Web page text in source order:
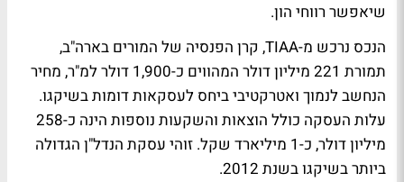
שיאפשר רווחי הון.
הנכס נרכש מ-TIAA, קרן הפנסיה של המורים בארה"ב,
תמורת 221 מיליון דולר המהווים כ-1,900 דולר למ"ר, מחיר
הנחשב לנמוך ואטרקטיבי ביחס לעסקאות דומות בשיקגו.
עלות העסקה כולל הוצאות והשקעות נוספות הינה כ-258
מיליון דולר, כ-1 מיליארד שקל. זוהי עסקת הנדל"ן הגדולה
ביותר בשיקגו בשנת 2012.